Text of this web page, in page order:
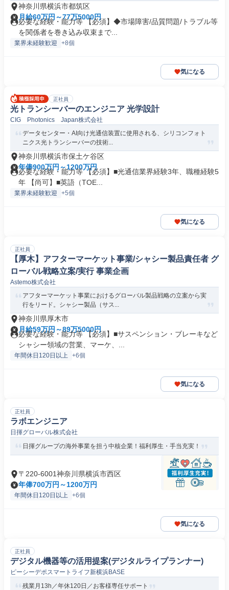
神奈川県横浜市都筑区
月給60万円～77万5000円
必要な経験・能力等 【必須】◆市場障害/品質問題/トラブル等
を関係者を巻き込み収束まで...
業界未経験歓迎 +8個
気になる
正社員
光トランシーバーのエンジニア 光学設計
CIG Photonics Japan株式会社
データセンター・AI向け光通信装置に使用される、シリコンフォト
ニクス光トランシーバーの技術...
神奈川県横浜市保土ケ谷区
年俸900万円～1200万円
必要な経験・能力等 【必須】■光通信業界経験3年、職種経験5
年 【尚可】■英語（TOE...
業界未経験歓迎 +5個
気になる
正社員
【厚木】アフターマーケット事業/シャシー製品責任者 グ
ローバル戦略立案/実行 事業企画
Astemo株式会社
アフターマーケット事業におけるグローバル製品戦略の立案から実
行をリード。シャシー製品（サス...
神奈川県厚木市
月給59万円～89万5000円
必要な経験・能力等 【必須】■サスペンション・ブレーキなど
シャシー領域の営業、マーケ、...
年間休日120日以上 +6個
気になる
正社員
ラボエンジニア
日揮グローバル株式会社
日揮グループの海外事業を担う中核企業！福利厚生・手当充実！
〒220-6001神奈川県横浜市西区
年俸700万円～1200万円
年間休日120日以上 +6個
気になる
正社員
デジタル機器等の活用提案(デジタルライプランナー)
ピーシーデポスマートライフ新横浜BASE
残業月13h／年休120日／お客様専任サポート